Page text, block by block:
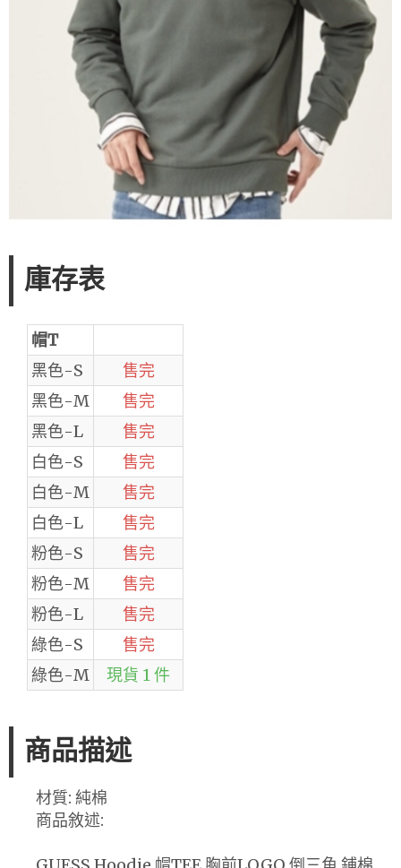
庫存表
帽T
黑色-S
售完
黑色-M
售完
黑色-L
售完
白色-S
售完
白色-M
售完
白色-L
售完
粉色-S
售完
粉色-M
售完
粉色-L
售完
綠色-S
售完
綠色-M
現貨 1 件
商品描述
材質: 純棉
商品敘述: